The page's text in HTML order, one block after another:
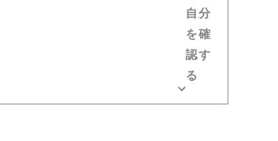
自分
を確
認す
る